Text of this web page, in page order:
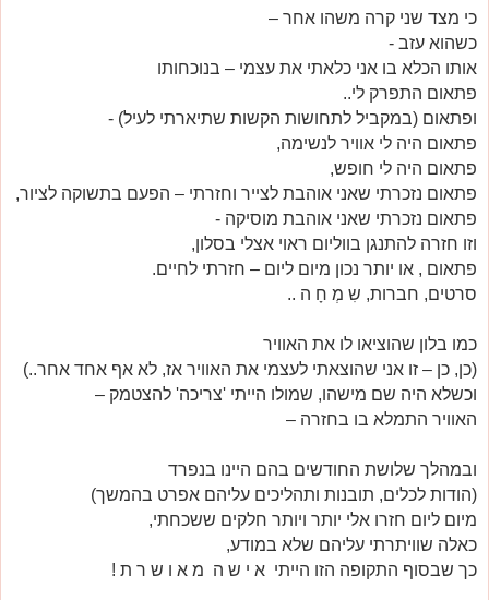
כי מצד שני קרה משהו אחר –
כשהוא עזב -
אותו הכלא בו אני כלאתי את עצמי – בנוכחותו
פתאום התפרק לי..
ופתאום (במקביל לתחושות הקשות שתיארתי לעיל) -
פתאום היה לי אוויר לנשימה,
פתאום היה לי חופש,
פתאום נזכרתי שאני אוהבת לצייר וחזרתי – הפעם בתשוקה לציור,
פתאום נזכרתי שאני אוהבת מוסיקה -
וזו חזרה להתנגן בווליום ראוי אצלי בסלון,
פתאום , או יותר נכון מיום ליום – חזרתי לחיים.
סרטים, חברות, שִ מְ חָ ה ..
כמו בלון שהוציאו לו את האוויר
(כן, כן – זו אני שהוצאתי לעצמי את האוויר אז, לא אף אחד אחר..)
וכשלא היה שם מישהו, שמולו הייתי 'צריכה' להצטמק –
האוויר התמלא בו בחזרה –
ובמהלך שלושת החודשים בהם היינו בנפרד
(הודות לכלים, תובנות ותהליכים עליהם אפרט בהמשך)
מיום ליום חזרו אלי יותר ויותר חלקים ששכחתי,
כאלה שוויתרתי עליהם שלא במודע,
כך שבסוף התקופה הזו הייתי א י ש ה מ א ו ש ר ת !